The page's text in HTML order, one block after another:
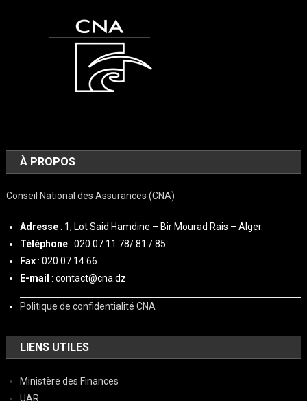
À PROPOS
Conseil National des Assurances (CNA)
Adresse: 1, Lot Said Hamdine – Bir Mourad Rais – Alger.
Téléphone: 020 07 11 78/ 81 / 85
Fax: 020 07 14 66
E-mail : contact@cna.dz
Politique de confidentialité CNA
LIENS UTILES
Ministère des Finances
UAR